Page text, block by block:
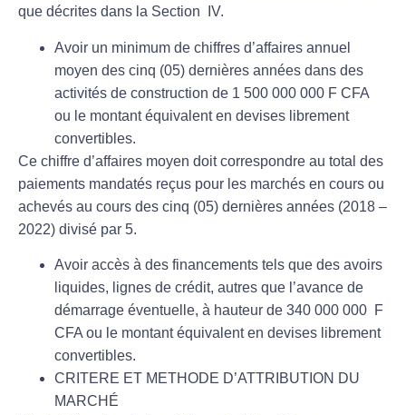
que décrites dans la Section IV.
Avoir un minimum de chiffres d’affaires annuel
moyen des cinq (05) dernières années dans des
activités de construction de 1 500 000 000 F CFA
ou le montant équivalent en devises librement
convertibles.
Ce chiffre d’affaires moyen doit correspondre au total des
paiements mandatés reçus pour les marchés en cours ou
achevés au cours des cinq (05) dernières années (2018 –
2022) divisé par 5.
Avoir accès à des financements tels que des avoirs
liquides, lignes de crédit, autres que l’avance de
démarrage éventuelle, à hauteur de 340 000 000 F
CFA ou le montant équivalent en devises librement
convertibles.
CRITERE ET METHODE D’ATTRIBUTION DU
MARCHÉ